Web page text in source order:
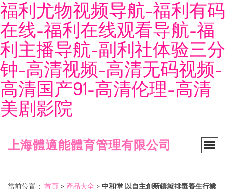
福利尤物视频导航-福利有码
在线-福利在线观看导航-福
利主播导航-副利社体验三分
钟-高清视频-高清无码视频-
高清国产91-高清伦理-高清
美剧影院
上海體適能體育管理有限公司
當前位置： 首頁 > 產品大全 > 中和堂 以自主創新鑄就排毒養生行業